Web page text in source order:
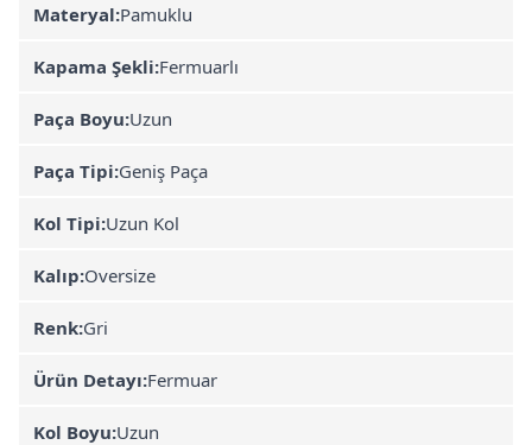
Materyal:Pamuklu
Kapama Şekli:Fermuarlı
Paça Boyu:Uzun
Paça Tipi:Geniş Paça
Kol Tipi:Uzun Kol
Kalıp:Oversize
Renk:Gri
Ürün Detayı:Fermuar
Kol Boyu:Uzun